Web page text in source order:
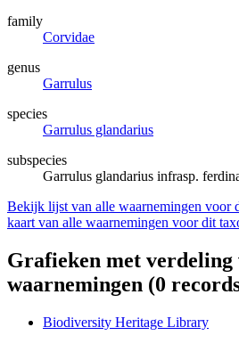
family
Corvidae
genus
Garrulus
species
Garrulus glandarius
subspecies
Garrulus glandarius infrasp.
Bekijk lijst van alle waarnemingen voor
kaart van alle waarnemingen voor dit
Grafieken met verdeling
waarnemingen (0
Biodiversity Heritage Library